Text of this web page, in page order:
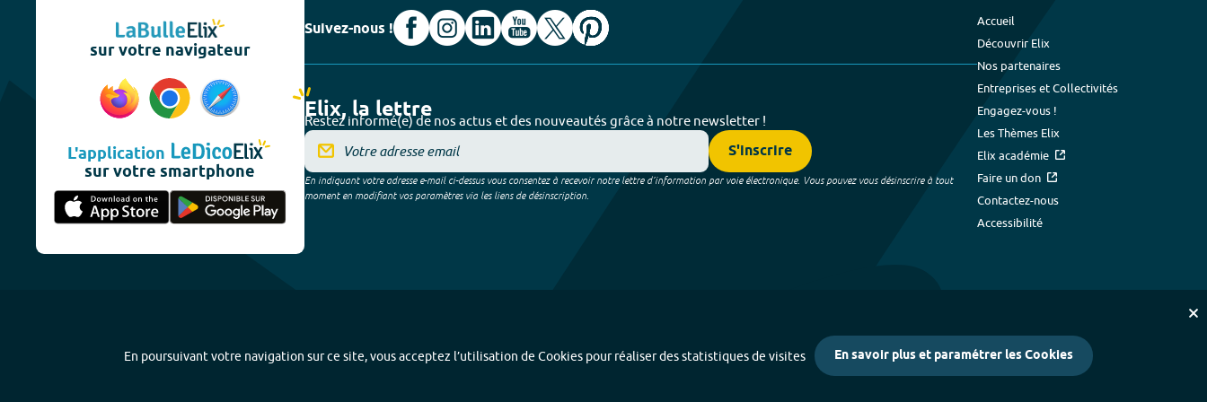
sur votre navigateur
L'application
sur votre smartphone
Suivez-nous !
Elix, la lettre
Restez informé(e) de nos actus et des nouveautés grâce à notre newsletter !
S'inscrire
En indiquant votre adresse e-mail ci-dessus vous consentez à recevoir notre lettre d’information par voie électronique. Vous pouvez vous désinscrire à tout
moment en modifiant vos paramètres via les liens de désinscription.
Accueil
Découvrir Elix
Nos partenaires
Entreprises et Collectivités
Engagez-vous !
Les Thèmes Elix
Elix académie
Faire un don
Contactez-nous
Accessibilité
En poursuivant votre navigation sur ce site, vous acceptez l’utilisation de Cookies pour réaliser des statistiques de visites En savoir plus et paramétrer les Cookies